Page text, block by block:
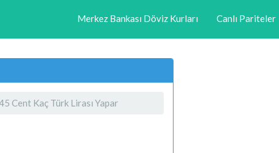
Merkez Bankası Döviz Kurları Canlı Pariteler
Cent Kaç Türk Lirası Yapar